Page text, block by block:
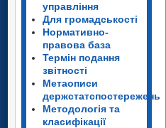
управління
Для громадськості
Нормативно-
правова база
Термін подання
звітності
Метаописи
держстатспостережень
Методологія та
класифікації